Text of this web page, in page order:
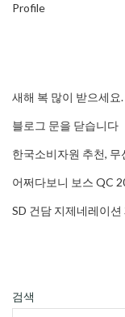
Profile
새해 복 많이 받으세요.
블로그 문을 닫습니다
한국소비자원 추천,
어쩌다보니 보스 QC
SD 건담 지제네레이
검색